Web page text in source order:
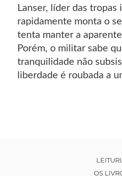
Lanser, líder das tropas
rapidamente monta o
tenta manter a
Porém, o militar sabe
tranquilidade não
liberdade é roubada a
OS